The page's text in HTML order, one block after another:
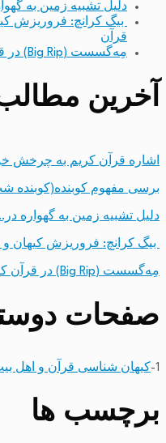
دلیل تشبیه زمین به
بیگ کرانچ: فروریزش
قرآن
مِه‌گسست (Big Rip) در قرآن کریم
آخرین
اشاره قرآن کریم به چرخش
برسی مفهوم کوبنده(کوبنده
دلیل تشبیه زمین به گهواره
بیگ کرانچ: فروریزش کیهان
مِه‌گسست (Big Rip) در قرآن کریم
صفحات
1- کیهان شناسی قرآن و اهل
برچسب ها